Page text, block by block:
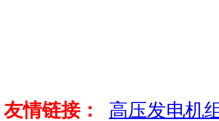
友情链接：
高压发电机